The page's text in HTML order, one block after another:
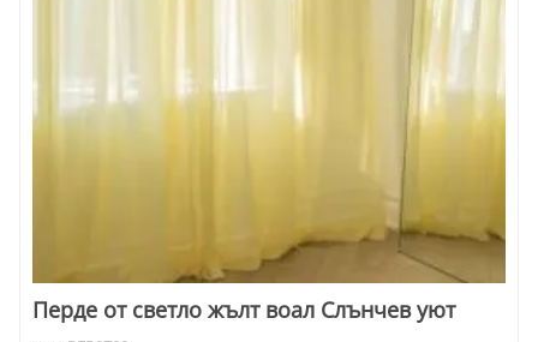
Перде от светло жълт воал Слънчев уют